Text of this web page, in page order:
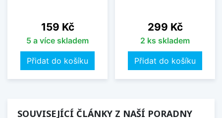
Cena
159 Kč
5 a více skladem
Přidat do košíku
Cena
299 Kč
2 ks skladem
Přidat do košíku
SOUVISEJÍCÍ ČLÁNKY Z NAŠÍ PORADNY